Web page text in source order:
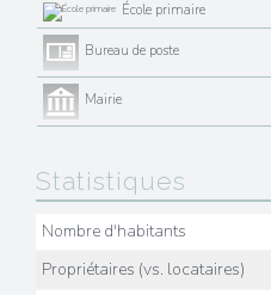
École primaire
Bureau de poste
Mairie
Statistiques
Nombre d'habitants
Propriétaires (vs. locataires)